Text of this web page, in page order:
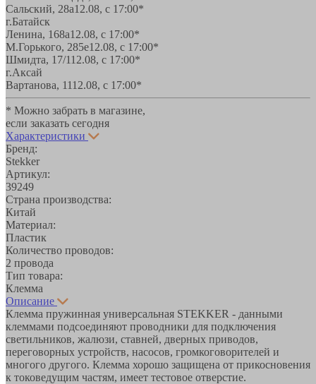
Сальский, 28a12.08, с 17:00*
г.Батайск
Ленина, 168а12.08, с 17:00*
М.Горького, 285е12.08, с 17:00*
Шмидта, 17/112.08, с 17:00*
г.Аксай
Вартанова, 1112.08, с 17:00*
* Можно забрать в магазине,
если заказать сегодня
Характеристики
Бренд:
Stekker
Артикул:
39249
Страна производства:
Китай
Материал:
Пластик
Количество проводов:
2 провода
Тип товара:
Клемма
Описание
Клемма пружинная универсальная STEKKER - данными
клеммами подсоединяют проводники для подключения
светильников, жалюзи, ставней, дверных приводов,
переговорных устройств, насосов, громкоговорителей и
многого другого. Клемма хорошо защищена от прикосновения
к токоведущим частям, имеет тестовое отверстие.